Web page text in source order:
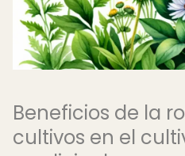
Beneficios de la
cultivos en el